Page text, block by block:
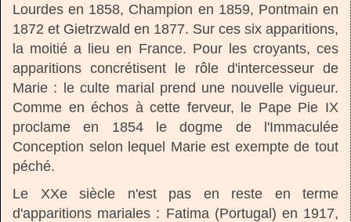
Lourdes en 1858, Champion en 1859, Pontmain en
1872 et Gietrzwald en 1877. Sur ces six apparitions,
la moitié a lieu en France. Pour les croyants, ces
apparitions concrétisent le rôle d'intercesseur de
Marie : le culte marial prend une nouvelle vigueur.
Comme en échos à cette ferveur, le Pape Pie IX
proclame en 1854 le dogme de l'Immaculée
Conception selon lequel Marie est exempte de tout
péché.
Le XXe siècle n'est pas en reste en terme
d'apparitions mariales : Fatima (Portugal) en 1917,